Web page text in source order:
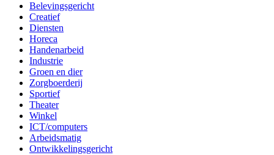
Belevingsgericht
Creatief
Diensten
Horeca
Handenarbeid
Industrie
Groen en dier
Zorgboerderij
Sportief
Theater
Winkel
ICT/computers
Arbeidsmatig
Ontwikkelingsgericht